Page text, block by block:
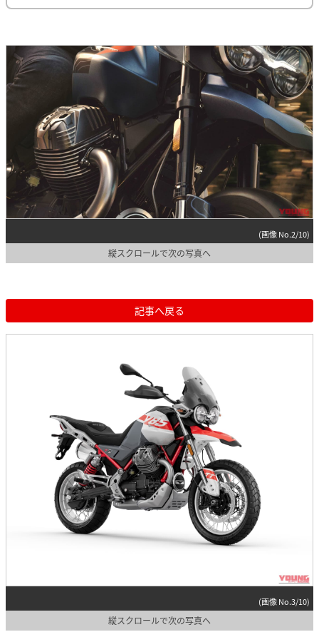
(画像 No.2/10)
縦スクロールで次の写真へ
記事へ戻る
(画像 No.3/10)
縦スクロールで次の写真へ